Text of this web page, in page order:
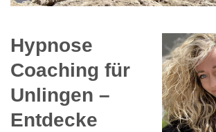
Hypnose
Coaching für
Unlingen –
Entdecke